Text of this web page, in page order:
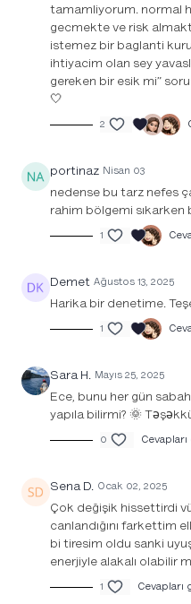
tamamliyorum. normal
gecmekte ve risk
istemez bir baglanti
ihtiyacim olan sey
gereken bir esik mi”
🤍
2
portinaz Nisan 03
nedense bu tarz nefes
rahim bölgemi sıkarken
1
Demet Ağustos 13, 2025
Harika bir denetime.
1
Sara H. Mayıs 25, 2025
Ece, bunu her gün
yapıla bilirmi? 🌞
0
Sena D. Ocak 02, 2025
Çok değişik hissettirdi
canlandığını farkettim
bi tiresim oldu sanki
enerjiyle alakalı olabilir
1 Cevapları